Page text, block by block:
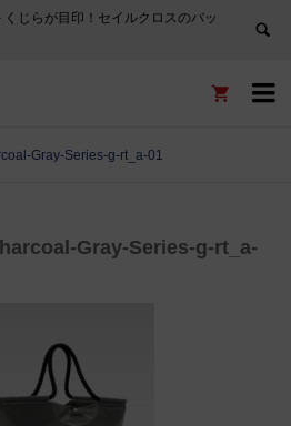
じらが目印！セイルクロスのバッ


Gray-Series-g-rt_a-01
Gray-Series-g-rt_a-